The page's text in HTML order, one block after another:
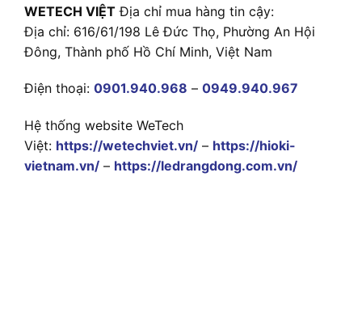
WETECH VIỆT Địa chỉ mua hàng tin cậy:
Địa chỉ: 616/61/198 Lê Đức Thọ, Phường An Hội
Đông, Thành phố Hồ Chí Minh, Việt Nam
Điện thoại: 0901.940.968 – 0949.940.967
Hệ thống website WeTech
Việt: https://wetechviet.vn/ – https://hioki-
vietnam.vn/ – https://ledrangdong.com.vn/